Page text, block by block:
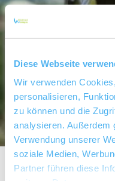
Diese Webseite
Wir verwenden
personalisieren,
zu können und die
analysieren. Außerdem
Verwendung unserer
soziale Medien,
Partner führen diese
Weingut Rheinterrassenhof - Janß